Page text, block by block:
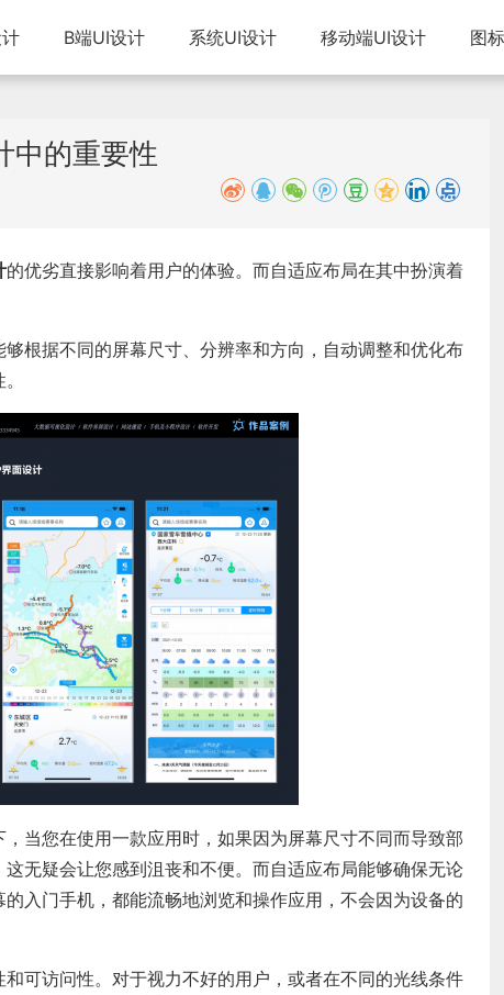
B端UI设计 系统UI设计 移动端UI设计 图
中的重要性
的优劣直接影响着用户的体验。而自适应布局在其中扮演着
根据不同的屏幕尺寸、分辨率和方向，自动调整和优化布
当您在使用一款应用时，如果因为屏幕尺寸不同而导致部
无疑会让您感到沮丧和不便。而自适应布局能够确保无论
入门手机，都能流畅地浏览和操作应用，不会因为设备的
可访问性。对于视力不好的用户，或者在不同的光线条件